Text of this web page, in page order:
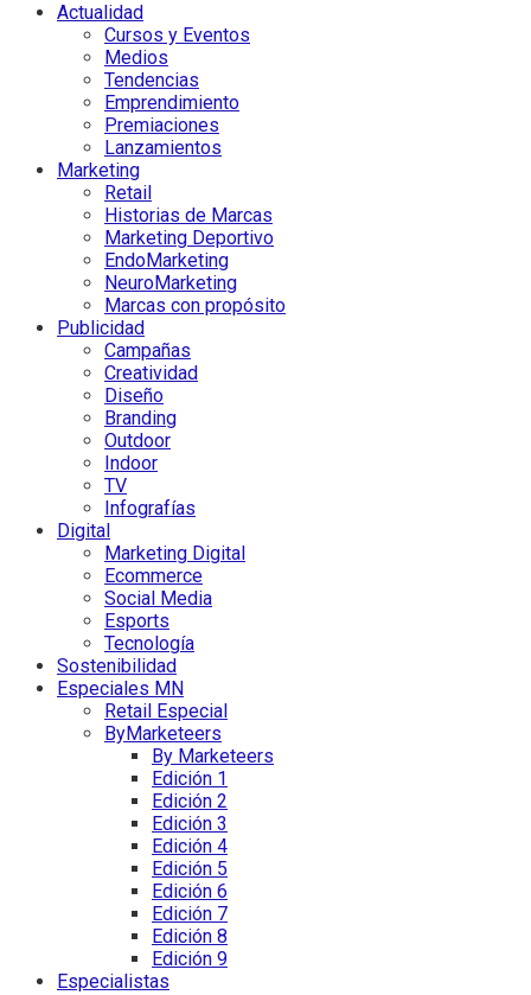
Actualidad
Cursos y Eventos
Medios
Tendencias
Emprendimiento
Premiaciones
Lanzamientos
Marketing
Retail
Historias de Marcas
Marketing Deportivo
EndoMarketing
NeuroMarketing
Marcas con propósito
Publicidad
Campañas
Creatividad
Diseño
Branding
Outdoor
Indoor
TV
Infografías
Digital
Marketing Digital
Ecommerce
Social Media
Esports
Tecnología
Sostenibilidad
Especiales MN
Retail Especial
ByMarketeers
By Marketeers
Edición 1
Edición 2
Edición 3
Edición 4
Edición 5
Edición 6
Edición 7
Edición 8
Edición 9
Especialistas